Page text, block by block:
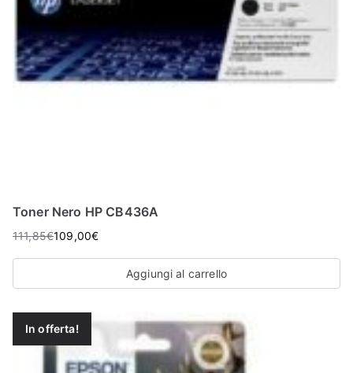
Toner Nero HP CB436A
111,85€109,00€
Aggiungi al carrello
In offerta!